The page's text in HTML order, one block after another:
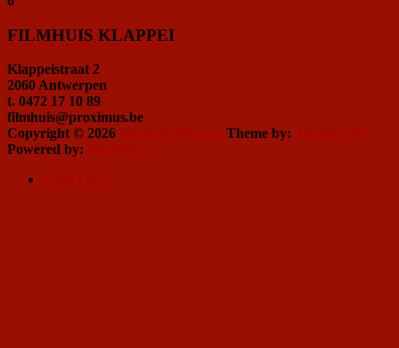
FILMHUIS KLAPPEI
Klappeistraat 2
2060 Antwerpen
t. 0472 17 10 89
filmhuis@proximus.be
Copyright © 2026
Theme by:
Powered by: